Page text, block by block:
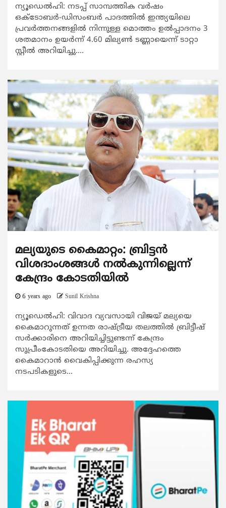
ന്യൂഡെല്‍ഹി: നടപ്പ് സാമ്പത്തിക വര്‍ഷം
ഒക്ടോബര്‍-ഡിസംബര്‍ പാദത്തില്‍ ഇന്ത്യയിലെ
പ്രവര്‍ത്തനങ്ങളില്‍ നിന്നുള്ള മൊത്തം ഉല്‍പ്പാദനം 3
ശതമാനം ഉയര്‍ന്ന് 4.60 മില്യണ്‍ ടണ്ണായെന്ന് ടാറ്റാ
സ്റ്റീല്‍ അറിയിച്ചു....
മല്യയുടെ കൈമാറ്റം: ബ്രിട്ടന്‍
വിശദാംശങ്ങള്‍ നല്‍കുന്നില്ലെന്ന്
കേന്ദ്രം കോടതിയില്‍
6 years ago Sunil Krishna
ന്യൂഡെല്‍ഹി: വിവാദ വ്യവസായി വിജയ് മല്യയെ
കൈമാറുന്നത് ഉന്നത രാഷ്ട്രീയ തലത്തില്‍ ബ്രിട്ടീഷ്
സര്‍ക്കാരിനെ അറിയിച്ചിട്ടുണ്ടന്ന് കേന്ദ്രം
സുപ്രീംകോടതിയെ അറിയിച്ചു. അദ്ദേഹത്തെ
കൈമാറാന്‍ വൈകിപ്പിക്കുന്ന രഹസ്യ
നടപടികളുടെ...